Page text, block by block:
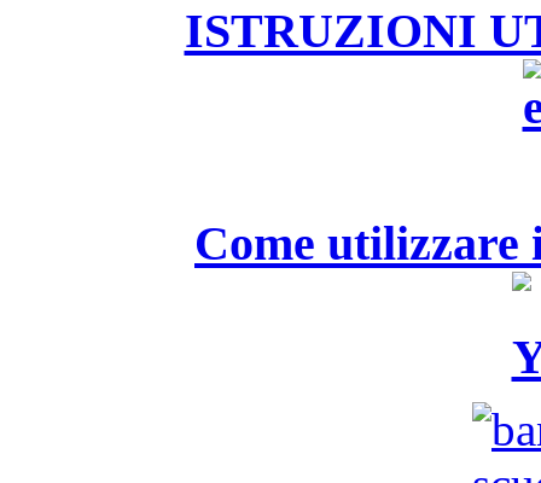
ISTRUZIONI
Come utilizzare